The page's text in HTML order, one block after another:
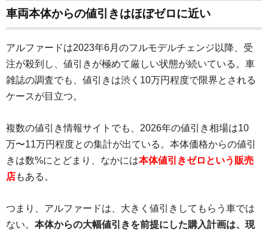
車両本体からの値引きはほぼゼロに近い
アルファードは2023年6月のフルモデルチェンジ以降、受
注が殺到し、値引きが極めて厳しい状態が続いている。車
雑誌の調査でも、値引きは渋く10万円程度で限界とされる
ケースが目立つ。
複数の値引き情報サイトでも、2026年の値引き相場は10
万〜11万円程度との集計が出ている。本体価格からの値引
きは数%にとどまり、なかには本体値引きゼロという販売
店もある。
つまり、アルファードは、大きく値引きしてもらう車では
ない。 本体からの大幅値引きを前提にした購入計画は、現